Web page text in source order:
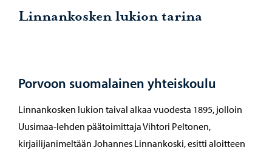
Linnankosken lukion tarina
Porvoon suomalainen yhteiskoulu
Linnankosken lukion taival alkaa vuodesta 1895, jolloin
Uusimaa-lehden päätoimittaja Vihtori Peltonen,
kirjailijanimeltään Johannes Linnankoski, esitti aloitteen